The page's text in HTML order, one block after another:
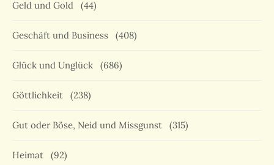
Geld und Gold (44)
Geschäft und Business (408)
Glück und Unglück (686)
Göttlichkeit (238)
Gut oder Böse, Neid und Missgunst (315)
Heimat (92)